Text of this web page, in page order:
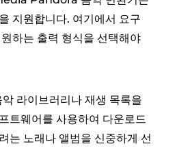
지원합니다. 여기에서 요구
하는 출력 형식을 선택해야
라이브러리나 재생 목록을
트웨어를 사용하여 다운로드
는 노래나 앨범을 신중하게 선